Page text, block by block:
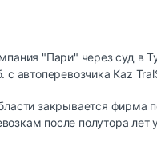
"Пари" через суд в
с автоперевозчика Kaz
закрывается фирма
после полутора лет